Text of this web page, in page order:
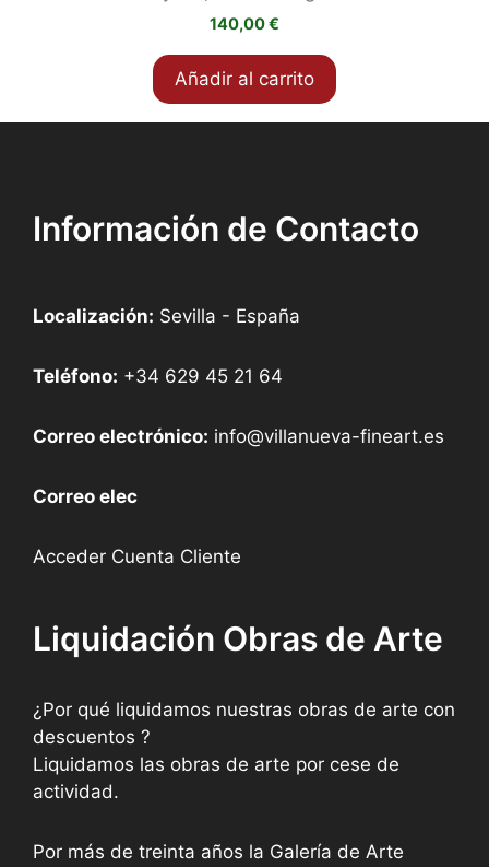
140,00€
Añadir al carrito
Información de Contacto
Localización: Sevilla - España
Teléfono: +34 629 45 21 64
Correo electrónico: info@villanueva-fineart.es
Correo elec
Acceder Cuenta Cliente
Liquidación Obras de Arte
¿Por qué liquidamos nuestras obras de arte con
descuentos ?
Liquidamos las obras de arte por cese de
actividad.
Por más de treinta años la Galería de Arte